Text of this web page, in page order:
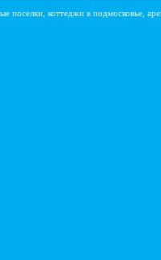
поселки, коттеджи в подмосковье,